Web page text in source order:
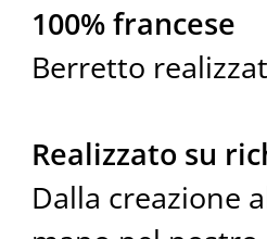
100% francese
Berretto
Realizzato su
Dalla creazione